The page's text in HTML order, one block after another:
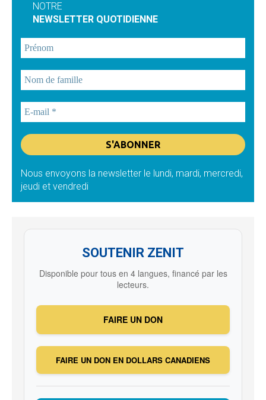
NOTRE
NEWSLETTER QUOTIDIENNE
Nous envoyons la newsletter le lundi, mardi, mercredi,
jeudi et vendredi
SOUTENIR ZENIT
Disponible pour tous en 4 langues, financé par les
lecteurs.
FAIRE UN DON
FAIRE UN DON EN DOLLARS CANADIENS